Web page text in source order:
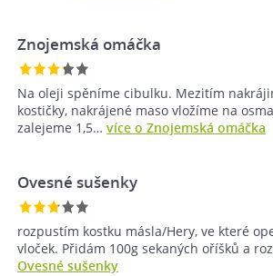
Znojemská omáčka
Na oleji spěníme cibulku. Mezitím
kostičky, nakrájené maso vložíme na
zalejeme 1,5… více o Znojemská omáčka
Ovesné sušenky
rozpustím kostku másla/Hery, ve které
vloček. Přidám 100g sekaných oříšků a
Ovesné sušenky